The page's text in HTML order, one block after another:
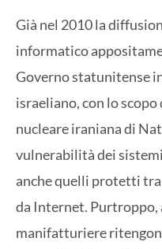
Già nel 2010 la
informatico
Governo statunitense
israeliano, con lo
nucleare iraniana di
vulnerabilità dei
anche quelli protetti
da Internet. Purtroppo,
manifatturiere